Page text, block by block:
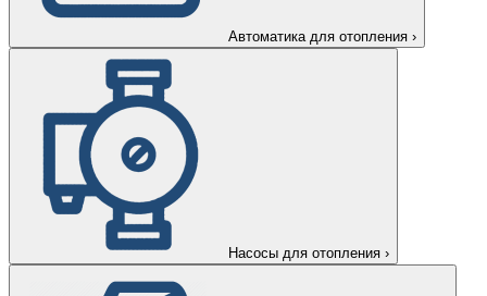
Автоматика для отопления ›
Насосы для отопления ›